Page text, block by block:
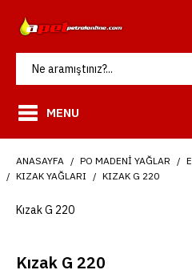
MENU
ANASAYFA PO MADENI YAĞLAR
KIZAK YAĞLARI
KIZAK G 220
Kızak G 220
Kızak G 220